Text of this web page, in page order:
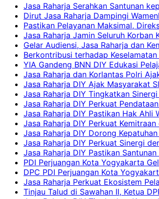
Jasa Raharja Serahkan Santunan
Dirut Jasa Raharja Dampingi
Pastikan Pelayanan Maksimal,
Jasa Raharja Jamin Seluruh Korban
Gelar Audiensi, Jasa Raharja dan
Berkontribusi terhadap
YIA Gandeng BNN DIY Edukasi
Jasa Raharja dan Korlantas Polri
Jasa Raharja DIY Ajak Masyarakat
Jasa Raharja DIY Tingkatkan
Jasa Raharja DIY Perkuat
Jasa Raharja DIY Pastikan Hak Ahli
Jasa Raharja DIY Perkuat
Jasa Raharja DIY Dorong
Jasa Raharja DIY Perkuat Sinergi
Jasa Raharja DIY Pastikan
PDI Perjuangan Kota Yogyakarta
DPC PDI Perjuangan Kota
Jasa Raharja Perkuat Ekosistem
Tinjau Talud di Sawahan II, Ketua